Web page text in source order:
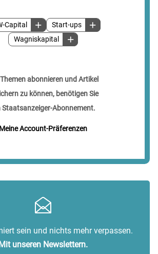
Capital
Start-ups
Wagniskapital
abonnieren und Artikel
zu können, benötigen Sie
Staatsanzeiger-Abonnement.
Meine Account-Präferenzen
sein und nichts mehr verpassen.
Mit unseren Newslettern.